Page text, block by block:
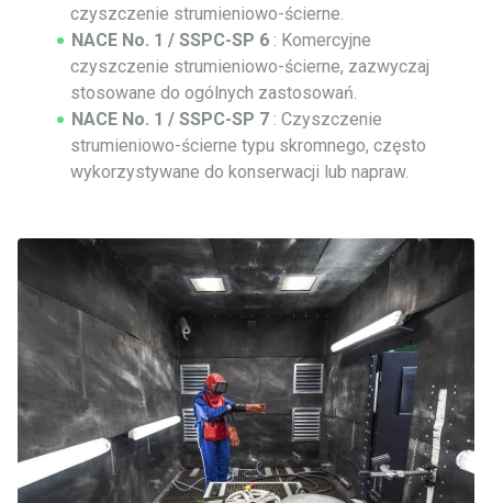
czyszczenie strumieniowo-ścierne.
NACE No. 1 / SSPC-SP 6 : Komercyjne
czyszczenie strumieniowo-ścierne, zazwyczaj
stosowane do ogólnych zastosowań.
NACE No. 1 / SSPC-SP 7 : Czyszczenie
strumieniowo-ścierne typu skromnego, często
wykorzystywane do konserwacji lub napraw.